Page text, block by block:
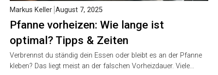
Pfanne vorheizen: Wie lange ist
optimal? Tipps & Zeiten
Markus Keller August 7, 2025
Verbrennst du ständig dein Essen oder bleibt es an der Pfanne
kleben? Das liegt meist an der falschen Vorheizdauer. Viele…